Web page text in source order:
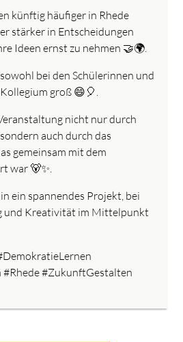
künftig häufiger in Rhede
stärker in Entscheidungen
Ideen ernst zu nehmen 🤝🌍.
bei den Schülerinnen und
groß 😄🎈.
nicht nur durch
auch durch das
gemeinsam mit dem
war 🐻✨.
ein spannendes Projekt, bei
und Kreativität im Mittelpunkt
#ZukunftGestalten